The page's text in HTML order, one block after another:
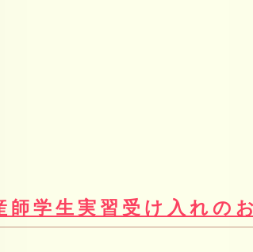
師学生実習受け入れの